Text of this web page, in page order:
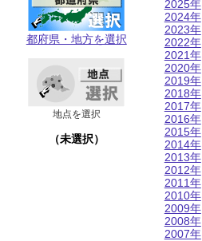
都府県・地方を選択
地点を選択
（未選択）
2025年
2024年
2023年
2022年
2021年
2020年
2019年
2018年
2017年
2016年
2015年
2014年
2013年
2012年
2011年
2010年
2009年
2008年
2007年